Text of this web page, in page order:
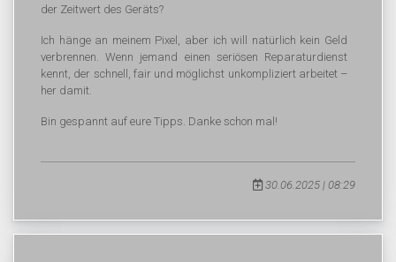
der Zeitwert des Geräts?
Ich hänge an meinem Pixel, aber ich will natürlich kein Geld
verbrennen. Wenn jemand einen seriösen Reparaturdienst
kennt, der schnell, fair und möglichst unkompliziert arbeitet –
her damit.
Bin gespannt auf eure Tipps. Danke schon mal!
30.06.2025 | 08:29